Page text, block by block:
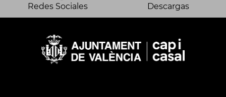
Redes Sociales Descargas